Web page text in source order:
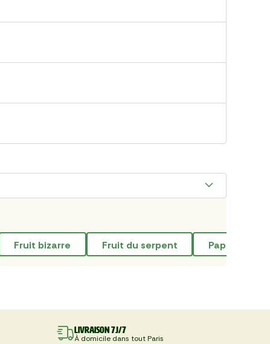
fruit bizarre fruit du serpent papaye
Livraison 7J/7
À domicile dans tout Paris